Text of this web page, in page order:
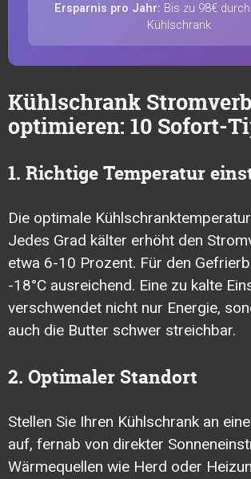
Ersparnis pro Jahr: Bis zu 98€
Kühlschrank
Kühlschrank
optimieren: 10 Sofort-
1. Richtige Temperatur
Die optimale
Jedes Grad kälter erhöht den
etwa 6-10 Prozent. Für den
-18°C ausreichend. Eine zu kalte
verschwendet nicht nur Energie,
auch die Butter schwer streichbar.
2. Optimaler Standort
Stellen Sie Ihren Kühlschrank an
auf, fernab von direkter
Wärmequellen wie Herd oder